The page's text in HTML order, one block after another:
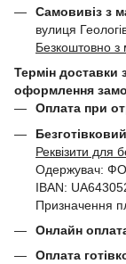
Самовивіз з
вулиця
Безкоштовно з
Термін доставки
оформлення
Оплата при
Реквізити для
Одержувач:
IBAN:
Призначення
Онлайн
Оплата